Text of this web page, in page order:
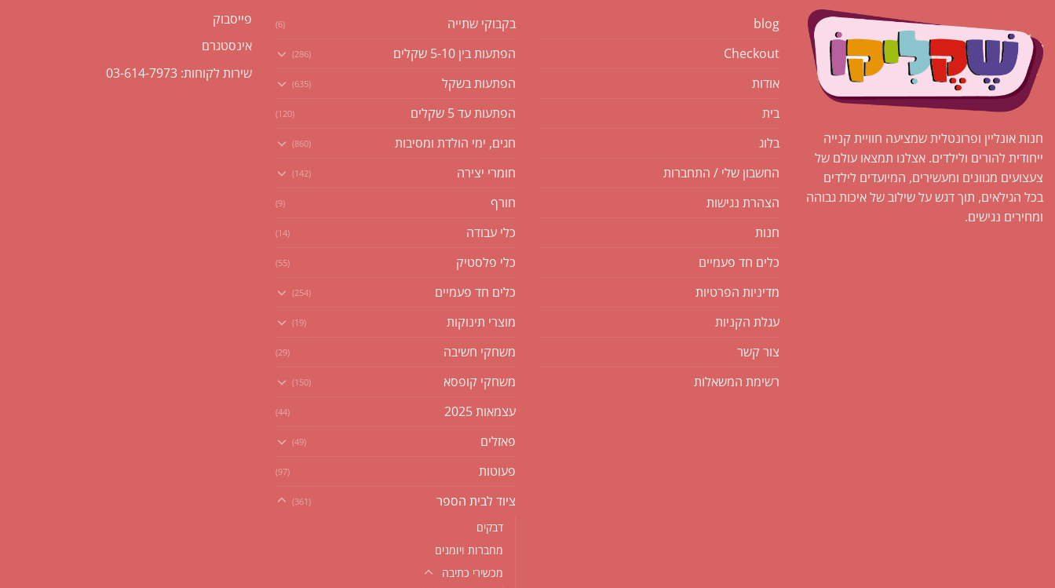
חנות אונליין ופרונטלית שמציעה חוויית קנייה
ייחודית להורים ולילדים. אצלנו תמצאו עולם של
צעצועים מגוונים ומעשירים, המיועדים לילדים
בכל הגילאים, תוך דגש על שילוב של איכות גבוהה
ומחירים נגישים.
blog
Checkout
אודות
בית
בלוג
החשבון שלי / התחברות
הצהרת נגישות
חנות
כלים חד פעמיים
מדיניות הפרטיות
עגלת הקניות
צור קשר
רשימת המשאלות
בקבוקי שתייה (6)
הפתעות בין 5-10 שקלים (286)
הפתעות בשקל (635)
הפתעות עד 5 שקלים (120)
חגים, ימי הולדת ומסיבות (860)
חומרי יצירה (142)
חורף (9)
כלי עבודה (14)
כלי פלסטיק (55)
כלים חד פעמיים (254)
מוצרי תינוקות (19)
משחקי חשיבה (29)
משחקי קופסא (150)
עצמאות 2025 (44)
פאזלים (49)
פעוטות (97)
ציוד לבית הספר (361)
דבקים
מחברות ויומנים
מכשירי כתיבה
פייסבוק
אינסטגרם
שירות לקוחות: 03-614-7973